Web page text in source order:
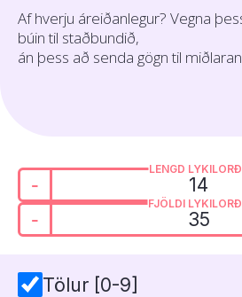
Af hverju áreiðanlegur? Vegna
búin til staðbundið,
án þess að senda gögn til
LENGD
-
FJÖLDI
-
Tölur [0-9]